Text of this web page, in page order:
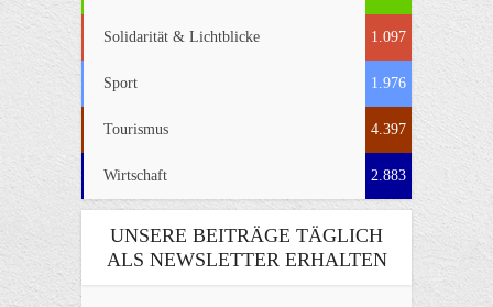
Solidarität & Lichtblicke 1.097
Sport 1.976
Tourismus 4.397
Wirtschaft 2.883
UNSERE BEITRÄGE TÄGLICH
ALS NEWSLETTER ERHALTEN